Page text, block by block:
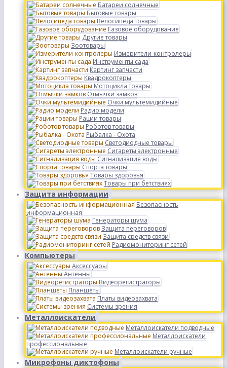
Батареи солнечные
Бытовые товары
Велосипеда товары
Газовое оборудование
Другие товары
Зоотовары
Измерители-контролеры
Инструменты сада
Картинг запчасти
Квадрокоптеры
Мотоцикла товары
Отмычки замков
Очки мультемидийные
Радио модели
Рации товары
Роботов товары
Рыбалка - Охота
Светодиодные товары
Сигареты электронные
Сигнализация воды
Спорта товары
Товары здоровья
Товары при бетствиях
Защита информации
Безопасность
информационная
Генераторы шума
Защита переговоров
Защита средств связи
Радиомониторинг сетей
Компьютеры
Аксессуары
Антенны
Видеорегистраторы
Планшеты
Платы видеозахвата
Системы зрения
Металлоискатели
Металлоискатели подводные
Металлоискатели
профессиональные
Металлоискатели ручные
Микрофоны диктофоны